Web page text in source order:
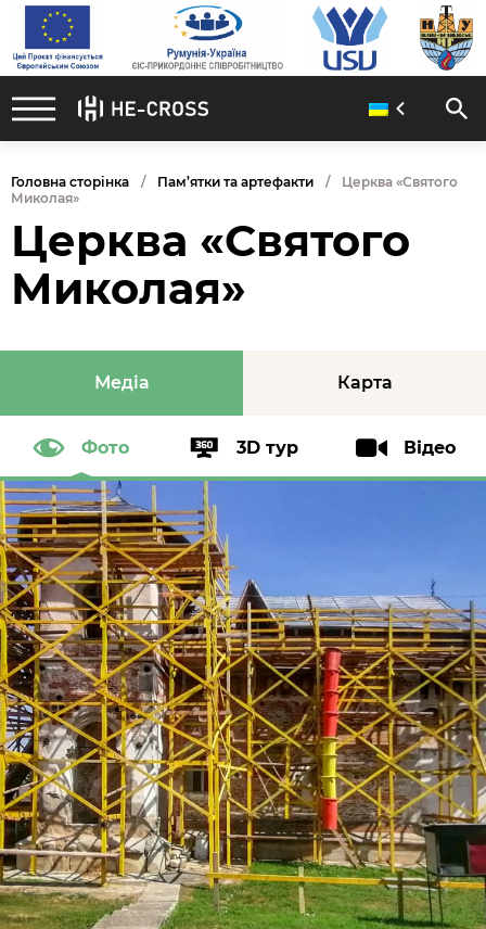
Головна сторінка Пам’ятки та артефакти
Церква «Святого
Миколая»
Церква «Святого
Миколая»
Медіа Карта
Фото 3D тур Відео